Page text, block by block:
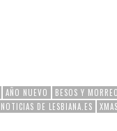
AÑO NUEVO BESOS Y
NOTICIAS DE LESBIANA.ES XMAS